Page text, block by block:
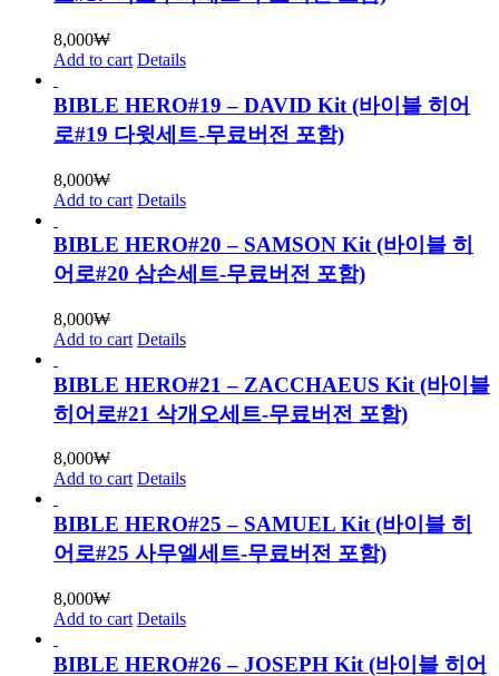
8,000₩
Add to cart Details
BIBLE HERO#19 – DAVID Kit (바이블 히어
로#19 다윗세트-무료버전 포함)
8,000₩
Add to cart Details
BIBLE HERO#20 – SAMSON Kit (바이블 히
어로#20 삼손세트-무료버전 포함)
8,000₩
Add to cart Details
BIBLE HERO#21 – ZACCHAEUS Kit (바이블
히어로#21 삭개오세트-무료버전 포함)
8,000₩
Add to cart Details
BIBLE HERO#25 – SAMUEL Kit (바이블 히
어로#25 사무엘세트-무료버전 포함)
8,000₩
Add to cart Details
BIBLE HERO#26 – JOSEPH Kit (바이블 히어